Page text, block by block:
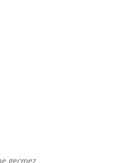
geçmez.